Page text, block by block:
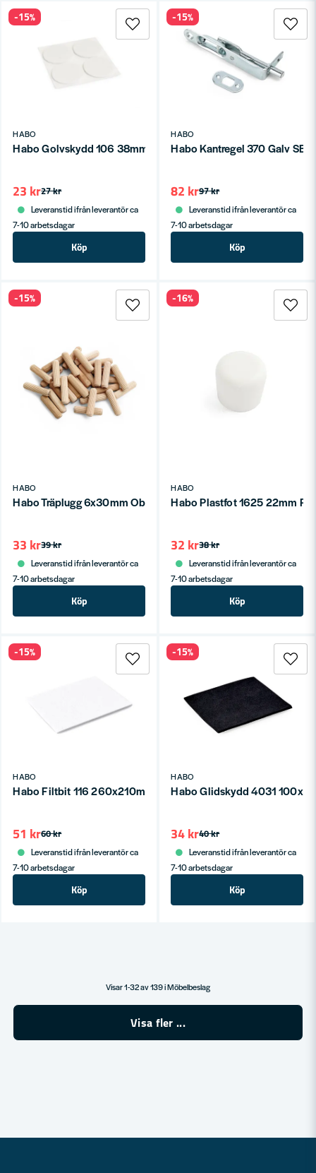
HABO
Habo Golvskydd 106 38mm SB
27 kr
23 kr
Leveranstid ifrån leverantör ca
7-10 arbetsdagar
Köp
-15%
HABO
Habo Kantregel 370 Galv SB
97 kr
82 kr
Leveranstid ifrån leverantör ca
7-10 arbetsdagar
Köp
-15%
HABO
Habo Träplugg 6x30mm Obehandlad SB
39 kr
33 kr
Leveranstid ifrån leverantör ca
7-10 arbetsdagar
Köp
-15%
HABO
Habo Plastfot 1625 22mm
38 kr
32 kr
Leveranstid ifrån leverantör ca
7-10 arbetsdagar
Köp
-16%
HABO
Habo Filtbit 116 260x210mm Vit SB
60 kr
51 kr
Leveranstid ifrån leverantör ca
7-10 arbetsdagar
Köp
-15%
HABO
Habo Glidskydd 4031
40 kr
34 kr
Leveranstid ifrån leverantör ca
7-10 arbetsdagar
Köp
-15%
Visar 1-32 av 139 i Möbelbeslag
Visa fler ...